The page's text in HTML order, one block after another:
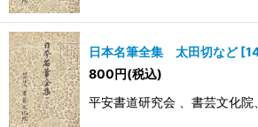
日本名筆全集 太田切など [
800円(税込)
平安書道研究会 、書芸文化